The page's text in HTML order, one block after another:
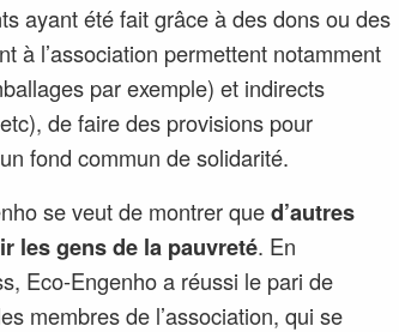
ayant été fait grâce à des dons ou des
à l’association permettent notamment
par exemple) et indirects
de faire des provisions pour
fond commun de solidarité.
se veut de montrer qued’autres
les gens de la pauvreté. En
Eco-Engenho a réussi le pari de
membres de l’association, qui se